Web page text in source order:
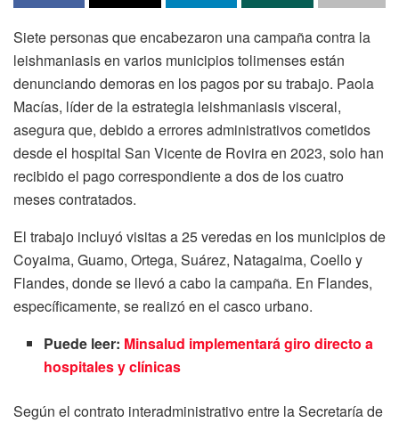
Siete personas que encabezaron una campaña contra la
leishmaniasis en varios municipios tolimenses están
denunciando demoras en los pagos por su trabajo. Paola
Macías, líder de la estrategia leishmaniasis visceral,
asegura que, debido a errores administrativos cometidos
desde el hospital San Vicente de Rovira en 2023, solo han
recibido el pago correspondiente a dos de los cuatro
meses contratados.
El trabajo incluyó visitas a 25 veredas en los municipios de
Coyaima, Guamo, Ortega, Suárez, Natagaima, Coello y
Flandes, donde se llevó a cabo la campaña. En Flandes,
específicamente, se realizó en el casco urbano.
Puede leer: Minsalud implementará giro directo a
hospitales y clínicas
Según el contrato interadministrativo entre la Secretaría de